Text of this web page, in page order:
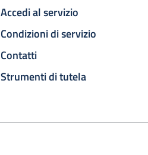
Accedi al servizio
Condizioni di servizio
Contatti
Strumenti di tutela